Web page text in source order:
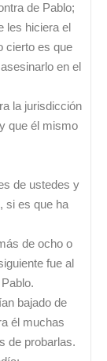
de Pablo;
les hiciera el
cierto es que
en el
la jurisdicción
que él mismo
de ustedes y
si es que ha
de ocho o
fue al
bajado de
él muchas
de probarlas.